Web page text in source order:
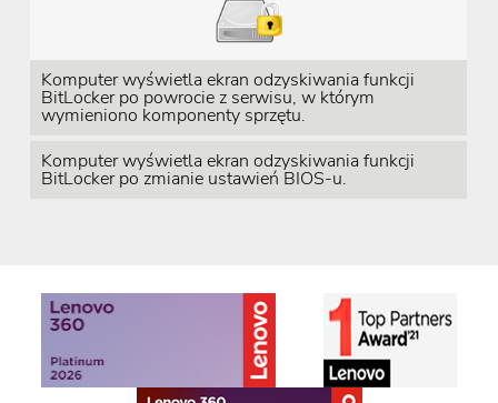
Komputer wyświetla ekran odzyskiwania funkcji
BitLocker po powrocie z serwisu, w którym
wymieniono komponenty sprzętu.
Komputer wyświetla ekran odzyskiwania funkcji
BitLocker po zmianie ustawień BIOS-u.